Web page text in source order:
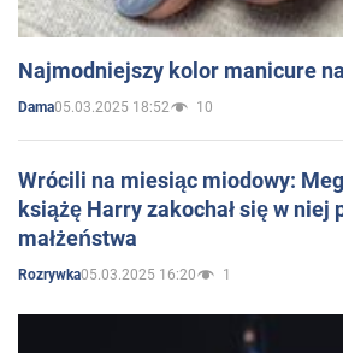
Najmodniejszy kolor manicure
Dama05.03.2025 18:52 10
Wrócili na miesiąc miodowy:
książę Harry zakochał się w
małżeństwa
Rozrywka05.03.2025 16:20 1